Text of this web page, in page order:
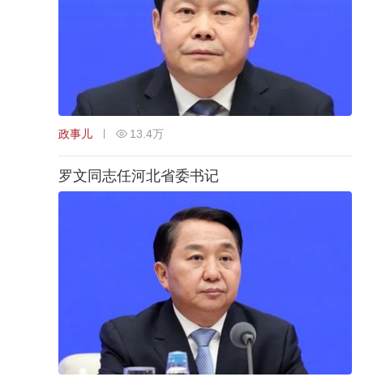
政事儿 13.4万
罗文同志任河北省委书记